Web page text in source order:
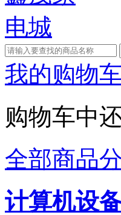
我的购物
购物车中
全部商品
计算机设